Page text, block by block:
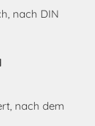
nach DIN
nach dem